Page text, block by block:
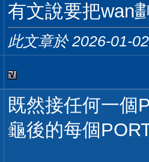
有文說要把wan
此文章於 2026-01-
既然接任何一個
龜後的每個